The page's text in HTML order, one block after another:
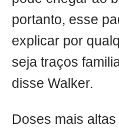
portanto, esse
explicar por
seja traços
disse Walker.
Doses mais